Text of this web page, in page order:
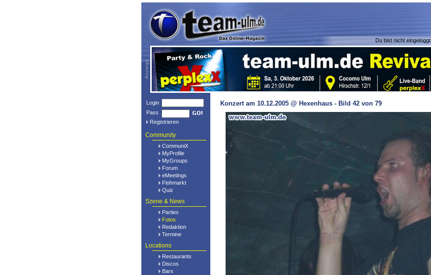
Du bist nicht eingeloggt.
Login
Pass
Registrieren
Community
CommuniX
MyProfile
MyGroups
Forum
eMeetings
Flohmarkt
Quiz
Szene & News
Parties
Fotos
Redaktion
Termine
Locations
Restaurants
Discos
Bars
Konzert am 10.12.2005 @ Hexenhaus - Bild 42 von 79